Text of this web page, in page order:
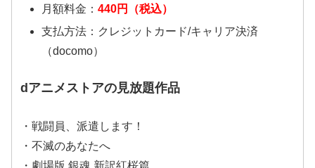
月額料金： 440円（税込）
支払方法：クレジットカード/キャリア決済
（docomo）
dアニメストアの見放題作品
・戦闘員、派遣します！
・不滅のあなたへ